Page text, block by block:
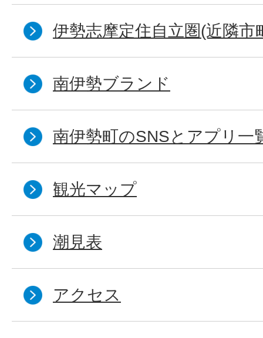
伊勢志摩定住自立圏(近隣市
南伊勢ブランド
南伊勢町のSNSとアプリ一
観光マップ
潮見表
アクセス